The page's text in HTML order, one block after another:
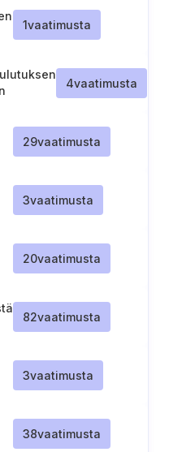
1vaatimusta
4vaatimusta
29vaatimusta
3vaatimusta
20vaatimusta
82vaatimusta
3vaatimusta
38vaatimusta